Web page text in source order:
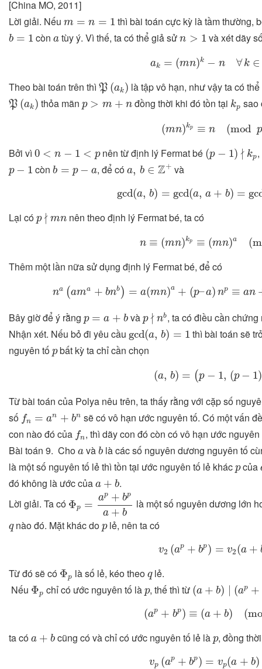
[China MO, 2011]
Lời giải. Nếu m = n = 1
m =n =1 thì bài toán cực kỳ là tầm thường,
b = 1
b còna
atùy ý. Vì thế, ta có thể giả sửn > 1
n >1 và xét dãy
ak = (mn)k − n ∀ k ∈
k= mn) k∈Z
Theo bài toán trên thì P (ak)
P( ak là tập vô hạn, như vậy ta có
P (ak)
P( ak thỏa mãnp > m + n
p>m+n đồng thời khi đó tồn tại kp
kp sao
(mn)kp ≡ n (mod p
mn) mod p)
Bởi vì 0 < n − 1 < p
0 <n −1 p nên từ định lý Fermat bé (p − 1) ∤ kp
(p )∤k p
p − 1
p cònb = p − a
b −a , để cóa, b ∈ Z+
b∈Z+ và
gcd(a, b) = gcd(a, a + b) =
gcd( gcd a, + b)
Lại có p ∤ mn
p ∤mn nên theo định lý Fermat bé, ta có
n ≡ (mn)kp ≡ (mn)a (
≡ n)k ( )a mod
Thêm một lần nữa sử dụng định lý Fermat bé, để có
na (ama + bnb ) = a(mn)a + (p–a) np ≡ an
n a a ma b (m n a – )n
Bây giờ để ý rằng p = a + b
p=a +b và p ∤ nb
∤n b, ta có điều cần
Nhận xét. Nếu bỏ đi yêu cầu gcd(a, b) = 1
gcd(a b)=
thì bài toán sẽ
nguyên tố p
pbất kỳ ta chỉ cần chọn
(a, b) = (p − 1, (p − 1)
(a =( 1, p− 2).
Từ bài toán của Polya nêu trên, ta thấy rằng với cặp số
số fn = an + bn
fn n+b n
sẽ có vô hạn ước nguyên tố. Có một vấn
con nào đó của fn
fn , thì dãy con đó còn có vô hạn ước
Bài toán 9. Cho a
avà b
b là các số nguyên dương nguyên tố
là một số nguyên tố lẻ thì tồn tại ước nguyên tố lẻ khác p
pcủa
đó không là ước của a + b
a b
.
Lời giải. Ta có Φp =
ap + bp
a + b
Φ p=ap+b pa+
là một số nguyên dương lớn
q
qnào đó. Mặt khác dop
plẻ, nên ta có
v2 (ap + bp) = v2(a +
v2(a p +bp v2 a+ b .
Từ đó sẽ có Φp
Φ là số lẻ, kéo theo q
qlẻ.
Nếu Φp
Φ chỉ có ước nguyên tố là p
p, thế thì từ (a + b) (ap +
(a+ b )∣( a p+b p
(ap + bp) ≡ (a + b) (
( p+bp) ≡(a + b)( mod
ta có a + b
a b cũng có và chỉ có ước nguyên tố lẻ làp
p, đồng thời
vp (ap + bp) = vp(a + b)
vp( a +bp vp (a b )+